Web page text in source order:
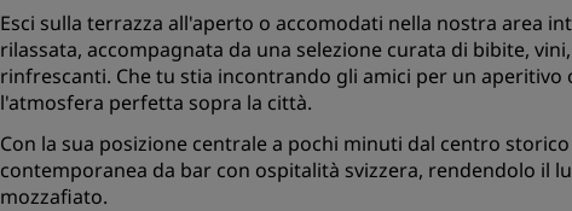
Esci sulla terrazza all'aperto o accomodati nella nostra area
rilassata, accompagnata da una selezione curata di bibite,
rinfrescanti. Che tu stia incontrando gli amici per un aperitivo
l'atmosfera perfetta sopra la città.
Con la sua posizione centrale a pochi minuti dal centro
contemporanea da bar con ospitalità svizzera, rendendolo il
mozzafiato.